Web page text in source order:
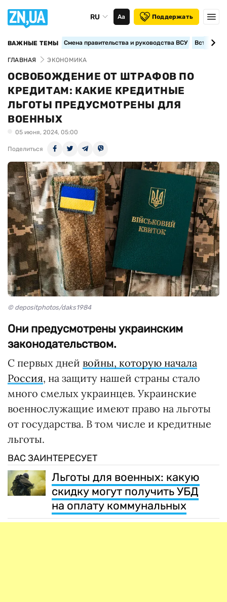
RU Аа Поддержать
ВАЖНЫЕ ТЕМЫ Смена правительства и руководства ВСУ
ГЛАВНАЯ ЭКОНОМИКА
ОСВОБОЖДЕНИЕ ОТ ШТРАФОВ ПО
КРЕДИТАМ: КАКИЕ КРЕДИТНЫЕ
ЛЬГОТЫ ПРЕДУСМОТРЕНЫ ДЛЯ
ВОЕННЫХ
05 июня, 2024, 05:00
Поделиться
© depositphotos/daks1984
Они предусмотрены украинским
законодательством.
С первых дней войны, которую начала
Россия, на защиту нашей страны стало
много смелых украинцев. Украинские
военнослужащие имеют право на льготы
от государства. В том числе и кредитные
льготы.
ВАС ЗАИНТЕРЕСУЕТ
Льготы для военных: какую
скидку могут получить УБД
на оплату коммунальных